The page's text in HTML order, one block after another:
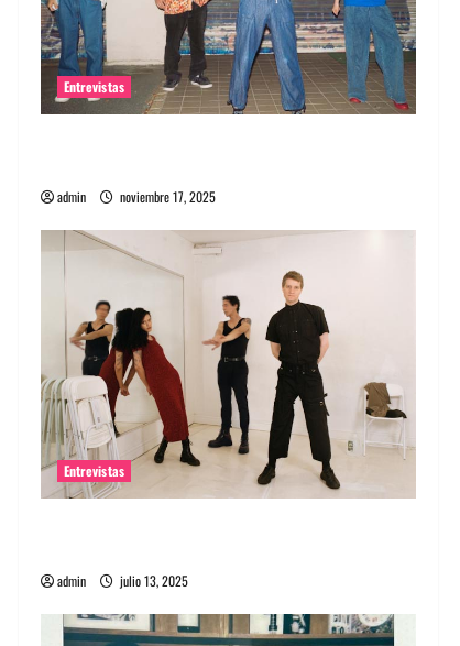
Entrevistas
admin noviembre 17, 2025
Entrevistas
admin julio 13, 2025